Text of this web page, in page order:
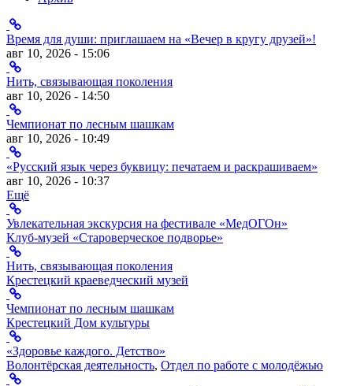
Время для души: приглашаем на «Вечер в кругу друзей»!
авг 10, 2026 - 15:06
Нить, связывающая поколения
авг 10, 2026 - 14:50
Чемпионат по лесным шашкам
авг 10, 2026 - 10:49
«Русский язык через буквицу: печатаем и раскрашиваем»
авг 10, 2026 - 10:37
Ещё
Увлекательная экскурсия на фестивале «МедОГОн»
Клуб-музей «Староверческое подворье»
Нить, связывающая поколения
Крестецкий краеведческий музей
Чемпионат по лесным шашкам
Крестецкий Дом культуры
«Здоровье каждого. Детство»
Волонтёрская деятельность, Отдел по работе с молодёжью